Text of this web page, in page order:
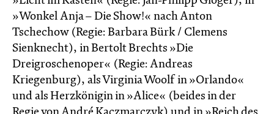
»Wonkel Anja – Die Show!« nach Anton
Tschechow (Regie: Barbara Bürk / Clemens
Sienknecht), in Bertolt Brechts »Die
Dreigroschenoper« (Regie: Andreas
Kriegenburg), als Virginia Woolf in »Orlando«
und als Herzkönigin in »Alice« (beides in der